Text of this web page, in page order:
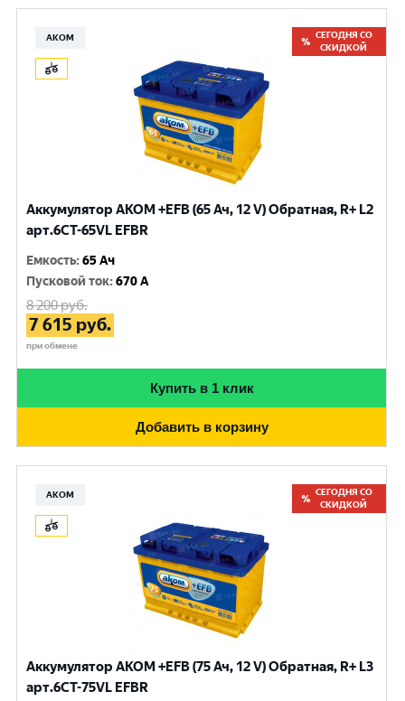
АКОМ
СЕГОДНЯ СО
СКИДКОЙ
Аккумулятор AKOM +EFB (65 Ач, 12 V) Обратная, R+ L2
арт.6CT-65VL EFBR
Емкость:65 Ач
Пусковой ток:670 A
8 200руб.
7 615 руб.
при обмене
Купить в 1 клик
Добавить в корзину
АКОМ
СЕГОДНЯ СО
СКИДКОЙ
Аккумулятор AKOM +EFB (75 Ач, 12 V) Обратная, R+ L3
арт.6СТ-75VL EFBR